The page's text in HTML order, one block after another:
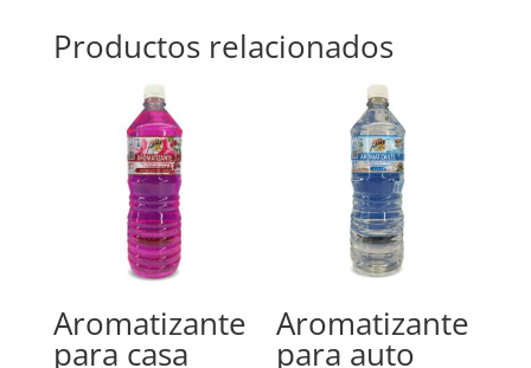
Productos relacionados
Aromatizante
para casa
Aromatizante
para auto